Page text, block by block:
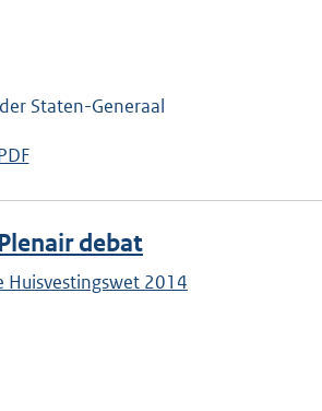
Staten-Generaal
debat
Huisvestingswet 2014